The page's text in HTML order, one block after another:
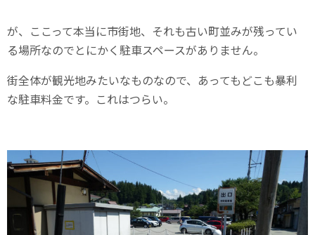
が、ここって本当に市街地、それも古い町並みが残ってい
る場所なのでとにかく駐車スペースがありません。
街全体が観光地みたいなものなので、あってもどこも暴利
な駐車料金です。これはつらい。